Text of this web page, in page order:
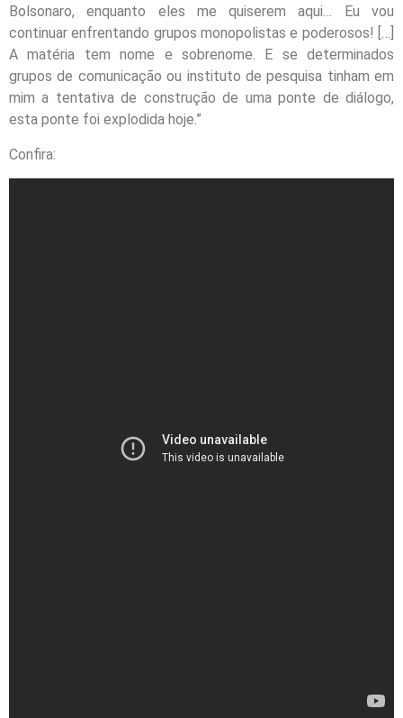
Bolsonaro, enquanto eles me quiserem aqui… Eu vou
continuar enfrentando grupos monopolistas e poderosos! […]
A matéria tem nome e sobrenome. E se determinados
grupos de comunicação ou instituto de pesquisa tinham em
mim a tentativa de construção de uma ponte de diálogo,
esta ponte foi explodida hoje.”
Confira: